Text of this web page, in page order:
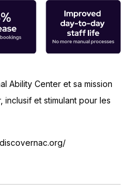
Ability Center et sa mission
inclusif et stimulant pour les